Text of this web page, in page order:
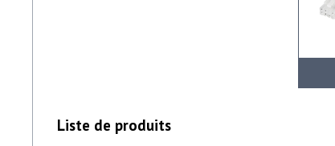
Liste de produits